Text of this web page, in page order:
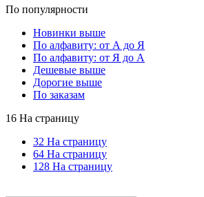
По популярности
Новинки выше
По алфавиту: от А до Я
По алфавиту: от Я до А
Дешевые выше
Дорогие выше
По заказам
16 На страницу
32 На страницу
64 На страницу
128 На страницу